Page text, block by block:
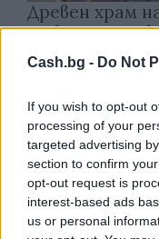
Cash.bg - Do Not
If you wish to opt-out
processing of your
targeted advertising
section to confirm
opt-out request is
interest-based ads
us or personal
Древен храм
откриха под
Полша